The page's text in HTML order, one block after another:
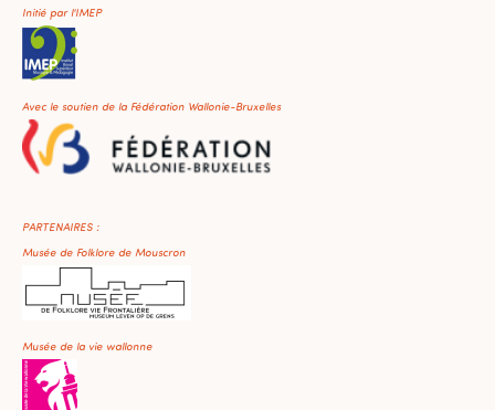
Initié par l'IMEP
Avec le soutien de la Fédération Wallonie-Bruxelles
PARTENAIRES :
Musée de Folklore de Mouscron
Musée de la vie wallonne